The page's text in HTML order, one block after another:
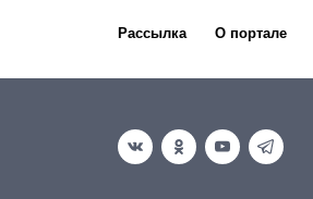
Рассылка О портале